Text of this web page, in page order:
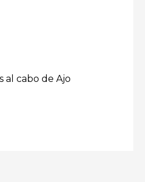
al cabo de Ajo